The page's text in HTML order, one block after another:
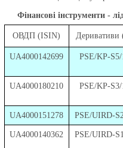
Фінансові інструменти -
ОВДП (ISIN) Деривативи
UA4000142699 PSE/KP-
UA4000180210 PSE/KP-
UA4000151278 PSE/UIRD-
UA4000140362 PSE/UIRD-